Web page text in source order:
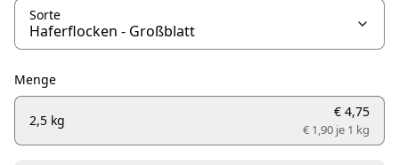
Sorte
Menge
2,5 kg
€ 4,75
€ 1,90 je 1 kg